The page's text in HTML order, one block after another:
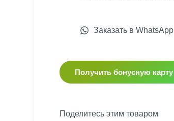
Заказать в WhatsApp
Получить бонусную карту
Поделитесь этим товаром